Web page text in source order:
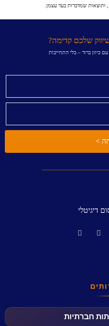
ותוצאות שמדברות בעד עצמן.
שלכם קדימה?
כיוון ברור – בלי התחייבות
>
דיגיטלי
חברתיות